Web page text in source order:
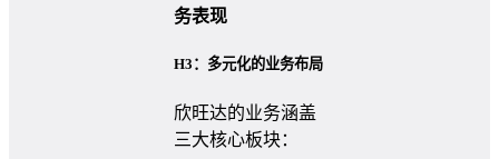
务表现
H3：多元化的业务布局
欣旺达的业务涵盖
三大核心板块：